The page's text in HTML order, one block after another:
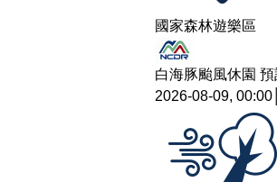
國家森林遊樂區
白海豚颱風休園
2026-08-09,